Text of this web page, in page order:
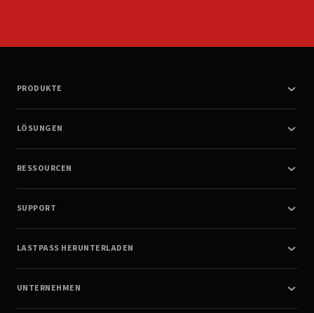
PRODUKTE
LÖSUNGEN
RESSOURCEN
SUPPORT
LASTPASS HERUNTERLADEN
UNTERNEHMEN